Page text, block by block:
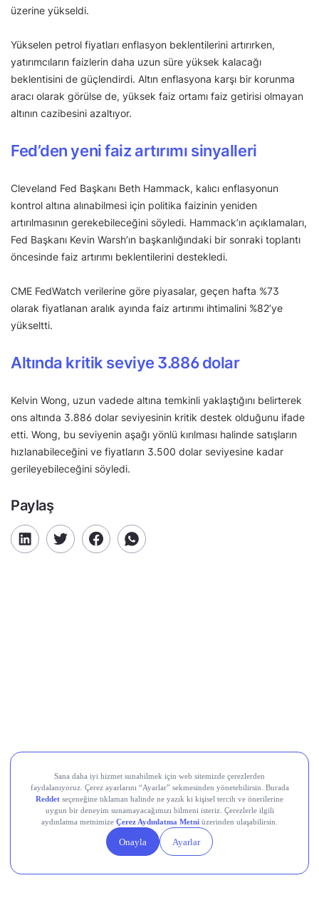
üzerine yükseldi.
Yükselen petrol fiyatları enflasyon beklentilerini artırırken,
yatırımcıların faizlerin daha uzun süre yüksek kalacağı
beklentisini de güçlendirdi. Altın enflasyona karşı bir korunma
aracı olarak görülse de, yüksek faiz ortamı faiz getirisi olmayan
altının cazibesini azaltıyor.
Fed’den yeni faiz artırımı sinyalleri
Cleveland Fed Başkanı Beth Hammack, kalıcı enflasyonun
kontrol altına alınabilmesi için politika faizinin yeniden
artırılmasının gerekebileceğini söyledi. Hammack’ın açıklamaları,
Fed Başkanı Kevin Warsh’ın başkanlığındaki bir sonraki toplantı
öncesinde faiz artırımı beklentilerini destekledi.
CME FedWatch verilerine göre piyasalar, geçen hafta %73
olarak fiyatlanan aralık ayında faiz artırımı ihtimalini %82’ye
yükseltti.
Altında kritik seviye 3.886 dolar
Kelvin Wong, uzun vadede altına temkinli yaklaştığını belirterek
ons altında 3.886 dolar seviyesinin kritik destek olduğunu ifade
etti. Wong, bu seviyenin aşağı yönlü kırılması halinde satışların
hızlanabileceğini ve fiyatların 3.500 dolar seviyesine kadar
gerileyebileceğini söyledi.
Paylaş